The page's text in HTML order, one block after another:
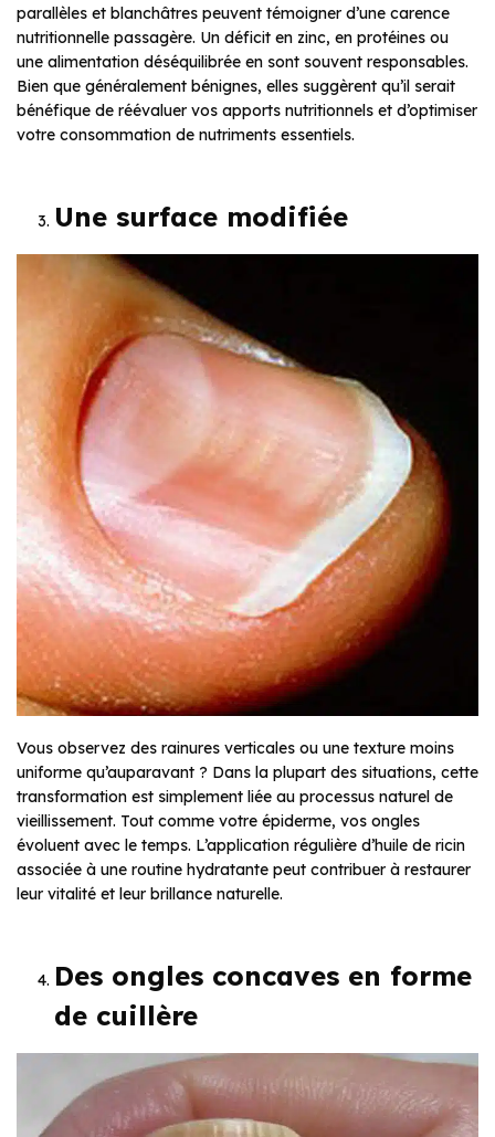
parallèles et blanchâtres peuvent témoigner d’une carence
nutritionnelle passagère. Un déficit en zinc, en protéines ou
une alimentation déséquilibrée en sont souvent responsables.
Bien que généralement bénignes, elles suggèrent qu’il serait
bénéfique de réévaluer vos apports nutritionnels et d’optimiser
votre consommation de nutriments essentiels.
Une surface modifiée
Vous observez des rainures verticales ou une texture moins
uniforme qu’auparavant ? Dans la plupart des situations, cette
transformation est simplement liée au processus naturel de
vieillissement. Tout comme votre épiderme, vos ongles
évoluent avec le temps. L’application régulière d’huile de ricin
associée à une routine hydratante peut contribuer à restaurer
leur vitalité et leur brillance naturelle.
Des ongles concaves en forme
de cuillère